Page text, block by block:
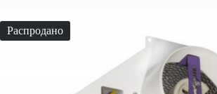
Распродано